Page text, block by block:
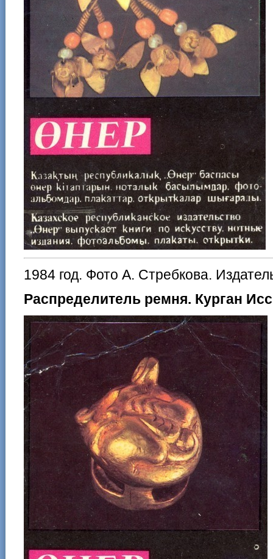
1984 год. Фото А. Стребкова.
Распределитель ремня. Курган